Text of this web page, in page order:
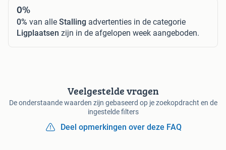
0%
0% van alle Stalling advertenties in de categorie
Ligplaatsen zijn in de afgelopen week aangeboden.
Veelgestelde vragen
De onderstaande waarden zijn gebaseerd op je zoekopdracht en de
ingestelde filters
Deel opmerkingen over deze FAQ